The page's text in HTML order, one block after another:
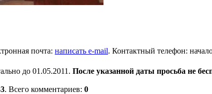
почта: написать e-mail. Контактный телефон:
до 01.05.2011. После указанной даты просьба не
. Всего комментариев: 0